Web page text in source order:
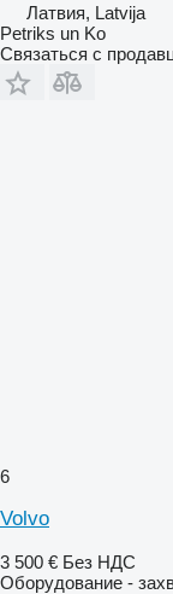
Латвия, Latvija
Petriks un Ko
Связаться с
6
Volvo
3 500 € Без НДС
Оборудование -